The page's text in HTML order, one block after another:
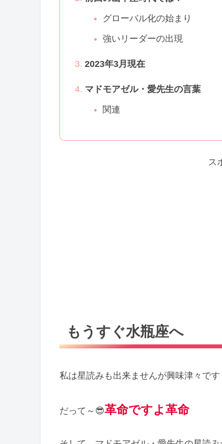
グローバル化の始まり
強いリーダーの出現
2023年3月現在
マドモアゼル・愛先生の言葉
関連
ス
もうすぐ水瓶座へ
私は星読みも出来ませんが興味津々です
だって～😎革命ですよ革命